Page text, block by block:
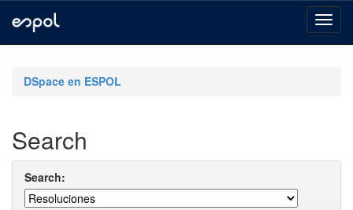
navigationDSpace en ESPOL
Search
Search: